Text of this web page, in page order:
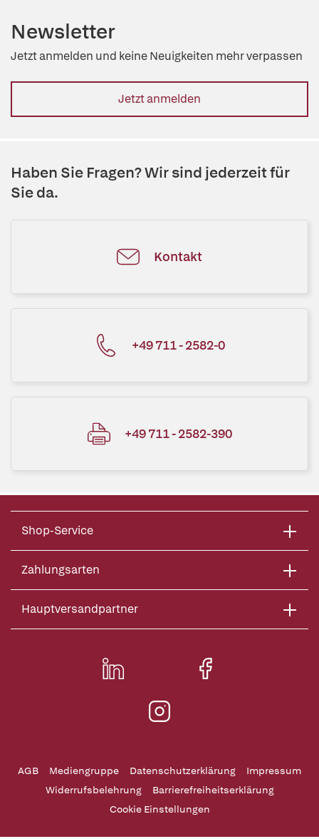
Newsletter
Jetzt anmelden und keine Neuigkeiten mehr verpassen
Jetzt anmelden
Haben Sie Fragen? Wir sind jederzeit für
Sie da.
Kontakt
+49 711 - 2582-0
+49 711 - 2582-390
Shop-Service
Zahlungsarten
Hauptversandpartner
AGB Mediengruppe Datenschutzerklärung
Impressum
Widerrufsbelehrung
Barrierefreiheitserklärung
Cookie Einstellungen